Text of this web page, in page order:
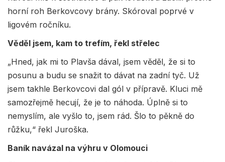
horní roh Berkovcovy brány. Skóroval poprvé v
ligovém ročníku.
Věděl jsem, kam to trefím, řekl střelec
„Hned, jak mi to Plavša dával, jsem věděl, že si to
posunu a budu se snažit to dávat na zadní tyč. Už
jsem takhle Berkovcovi dal gól v přípravě. Kluci mě
samozřejmě hecují, že je to náhoda. Úplně si to
nemyslím, ale vyšlo to, jsem rád. Šlo to pěkně do
růžku,“ řekl Juroška.
Baník navázal na výhru v Olomouci